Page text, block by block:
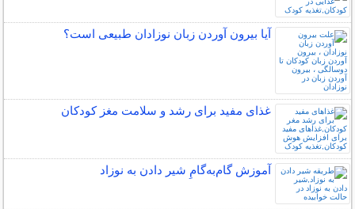
آیا بیرون آوردن زبان نوزادان طبیعی است؟
غذای مفید برای رشد و سلامت مغز کودکان
آموزش گام‌به‌گامِ شیر دادن به نوزاد